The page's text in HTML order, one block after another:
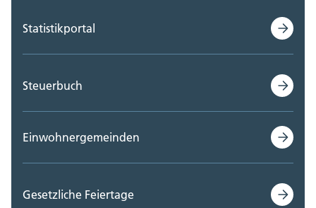
Statistikportal
Steuerbuch
Einwohnergemeinden
Gesetzliche Feiertage